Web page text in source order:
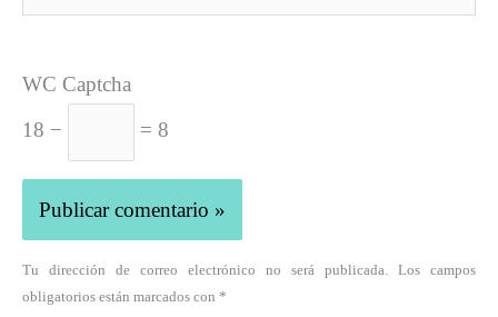
WC Captcha
18 −
= 8
Tu dirección de correo electrónico no será publicada. Los campos
obligatorios están marcados con *